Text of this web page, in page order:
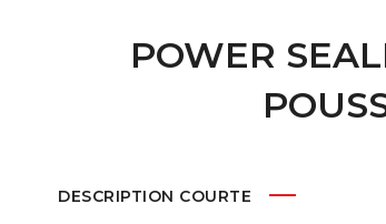
POWER
DESCRIPTION COURTE